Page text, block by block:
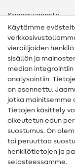
Kangassanasto
Ompelusanasto
Ompeluohjeet
Apua ja
Yhteystiedot
Tietoa
Peruutusoikeus
Suosittu
Käytämme
vierailijoiden
sisällön ja
median
analysointiin.
on asennettu.
jotka mainitsemme
Tietojen käsittely
oikeutetun edun
suostumus. On
tai peruuttaa
henkilötietojen ja
selosteessamme.